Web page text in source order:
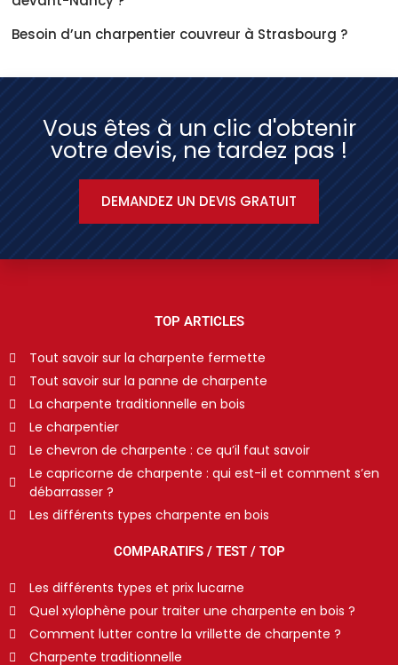
Besoin d’un charpentier couvreur à Strasbourg ?
Vous êtes à un clic d'obtenir
votre devis, ne tardez pas !
DEMANDEZ UN DEVIS GRATUIT
TOP ARTICLES
Tout savoir sur la charpente fermette
Tout savoir sur la panne de charpente
La charpente traditionnelle en bois
Le charpentier
Le chevron de charpente : ce qu’il faut savoir
Le capricorne de charpente : qui est-il et comment s’en
débarrasser ?
Les différents types charpente en bois
COMPARATIFS / TEST / TOP
Les différents types et prix lucarne
Quel xylophène pour traiter une charpente en bois ?
Comment lutter contre la vrillette de charpente ?
Charpente traditionnelle